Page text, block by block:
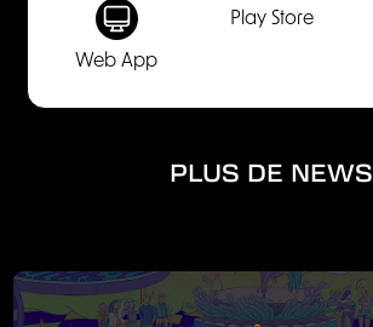
Web App
Play Store
PLUS DE NEWS